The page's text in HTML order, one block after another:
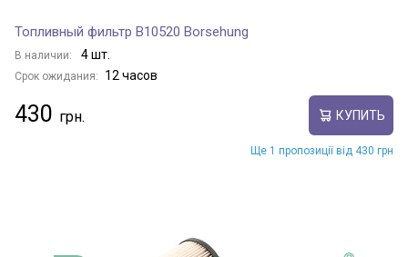
Топливный фильтр B10520 Borsehung
В наличии: 4 шт.
Срок ожидания: 12 часов
430 КУПИТЬ
Ще 1 пропозиції від 430 грн